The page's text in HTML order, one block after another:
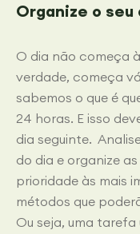
Organize o
O dia não começa
verdade, começa
sabemos o que é
24 horas. E isso
dia seguinte.
do dia e organize
prioridade às mais
métodos que
Ou seja, uma